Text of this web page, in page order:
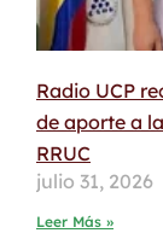
Radio UCP
de aporte a
RRUC
julio 31, 2026
Leer Más »